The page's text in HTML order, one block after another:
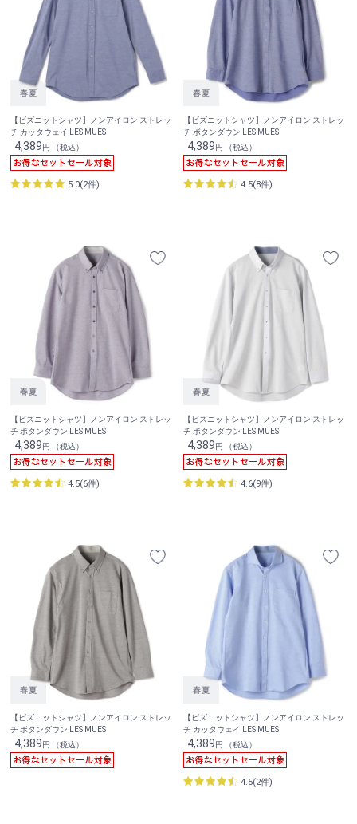
【ビズニットシャツ】ノンアイロン ストレッ
チ カッタウェイ LES MUES
4,389円 （税込）
5.0(2件)
【ビズニットシャツ】ノンアイロン ストレッ
チ ボタンダウン LES MUES
4,389円 （税込）
4.5(8件)
【ビズニットシャツ】ノンアイロン ストレッ
チ ボタンダウン LES MUES
4,389円 （税込）
4.5(6件)
【ビズニットシャツ】ノンアイロン ストレッ
チ ボタンダウン LES MUES
4,389円 （税込）
4.6(9件)
【ビズニットシャツ】ノンアイロン ストレッ
チ ボタンダウン LES MUES
4,389円 （税込）
【ビズニットシャツ】ノンアイロン ストレッ
チ カッタウェイ LES MUES
4,389円 （税込）
4.5(2件)